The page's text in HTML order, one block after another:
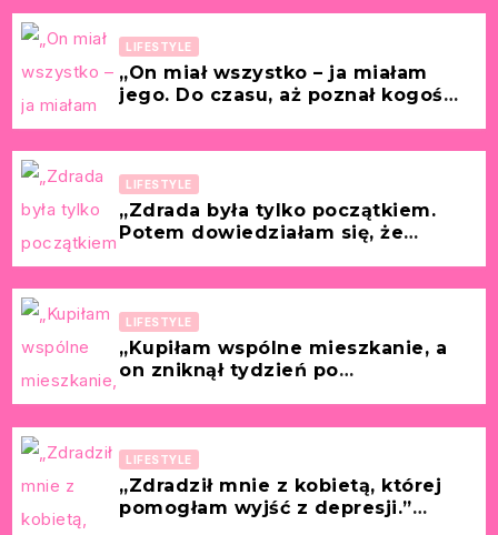
LIFESTYLE
„On miał wszystko – ja miałam
jego. Do czasu, aż poznał kogoś
LIFESTYLE
„Zdrada była tylko początkiem.
Potem dowiedziałam się, że
LIFESTYLE
„Kupiłam wspólne mieszkanie, a
on zniknął tydzień po
LIFESTYLE
„Zdradził mnie z kobietą, której
pomogłam wyjść z depresji.”